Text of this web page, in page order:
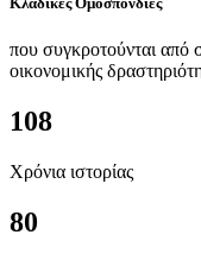
που συγκροτούνται
οικονομικής
108
Χρόνια ιστορίας
80